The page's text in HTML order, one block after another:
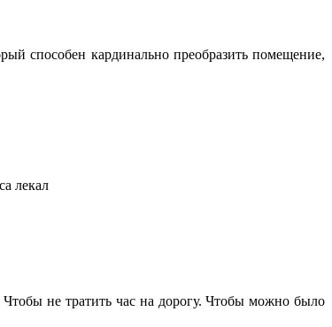
способен кардинально преобразить помещение,
лекал
не тратить час на дорогу. Чтобы можно было